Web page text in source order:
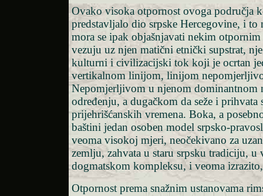
Ovako visoka otpornost ovoga područja
predstavljalo dio srpske Hercegovine, i to
mora se ipak objašnjavati nekim otpornim
vezuju uz njen matični etnički supstrat,
kulturni i civilizacijski tok koji je ocrtan
vertikalnom linijom, linijom
Nepomjerljivom u njenom dominantnom
određenju, a dugačkom da seže i prihvata
prijehrišćanskih vremena. Boka, a
baštini jedan osoben model srpsko-
veoma visokoj mjeri, neočekivano za
zemlju, zahvata u staru srpsku tradiciju, u
dogmatskom kompleksu, i veoma
Otpornost prema snažnim ustanovama